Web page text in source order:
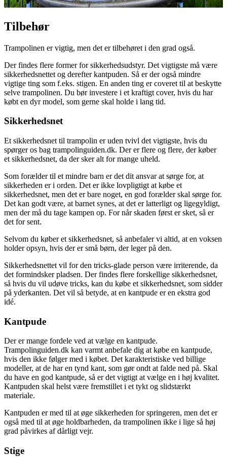
Tilbehør
Trampolinen er vigtig, men det er tilbehøret i den grad også.
Der findes flere former for sikkerhedsudstyr. Det vigtigste må være
sikkerhedsnettet og derefter kantpuden. Så er der også mindre
vigtige ting som f.eks. stigen. En anden ting er coveret til at beskytte
selve trampolinen. Du bør investere i et kraftigt cover, hvis du har
købt en dyr model, som gerne skal holde i lang tid.
Sikkerhedsnet
Et sikkerhedsnet til trampolin er uden tvivl det vigtigste, hvis du
spørger os bag trampolinguiden.dk. Der er flere og flere, der køber
et sikkerhedsnet, da der sker alt for mange uheld.
Som forælder til et mindre barn er det dit ansvar at sørge for, at
sikkerheden er i orden. Det er ikke lovpligtigt at købe et
sikkerhedsnet, men det er bare noget, en god forælder skal sørge for.
Det kan godt være, at barnet synes, at det er latterligt og ligegyldigt,
men der må du tage kampen op. For når skaden først er sket, så er
det for sent.
Selvom du køber et sikkerhedsnet, så anbefaler vi altid, at en voksen
holder opsyn, hvis der er små børn, der leger på den.
Sikkerhedsnettet vil for den tricks-glade person være irriterende, da
det formindsker pladsen. Der findes flere forskellige sikkerhedsnet,
så hvis du vil udøve tricks, kan du købe et sikkerhedsnet, som sidder
på yderkanten. Det vil så betyde, at en kantpude er en ekstra god
idé.
Kantpude
Der er mange fordele ved at vælge en kantpude.
Trampolinguiden.dk kan varmt anbefale dig at købe en kantpude,
hvis den ikke følger med i købet. Det karakteristiske ved billige
modeller, at de har en tynd kant, som gør ondt at falde ned på. Skal
du have en god kantpude, så er det vigtigt at vælge en i høj kvalitet.
Kantpuden skal helst være fremstillet i et tykt og slidstærkt
materiale.
Kantpuden er med til at øge sikkerheden for springeren, men det er
også med til at øge holdbarheden, da trampolinen ikke i lige så høj
grad påvirkes af dårligt vejr.
Stige